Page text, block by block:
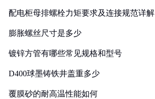
配电柜母排螺栓力矩要求及连接规范详解
膨胀螺丝尺寸是多少
镀锌方管有哪些常见规格和型号
D400球墨铸铁井盖重多少
覆膜砂的耐高温性能如何